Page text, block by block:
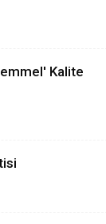
Kalite